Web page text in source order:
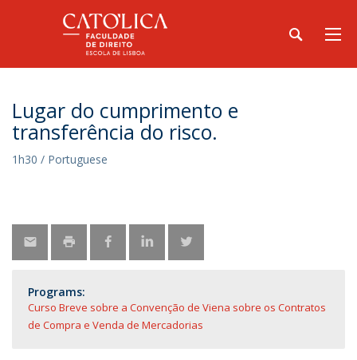
Lugar do cumprimento e
transferência do risco.
1h30 / Portuguese
Programs:
Curso Breve sobre a Convenção de Viena sobre os Contratos
de Compra e Venda de Mercadorias